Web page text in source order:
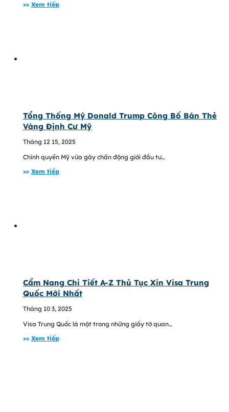
>> Xem tiếp
Tổng Thống Mỹ Donald Trump Công Bố Bán Thẻ
Vàng Định Cư Mỹ
Tháng 12 15, 2025
Chính quyền Mỹ vừa gây chấn động giới đầu tư…
>> Xem tiếp
Cẩm Nang Chi Tiết A-Z Thủ Tục Xin Visa Trung
Quốc Mới Nhất
Tháng 10 3, 2025
Visa Trung Quốc là một trong những giấy tờ quan…
>> Xem tiếp